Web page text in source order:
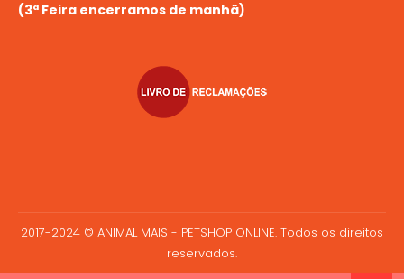
(3ª Feira encerramos de manhã)
2017-2024 © ANIMAL MAIS - PETSHOP ONLINE. Todos os direitos
reservados.